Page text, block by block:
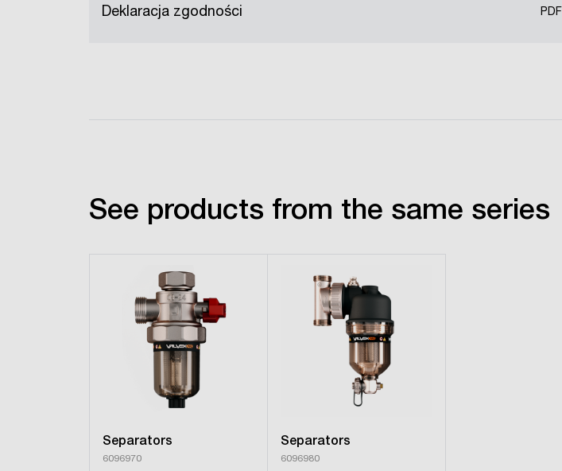
Deklaracja zgodności PDF
See products from the same series
Separators
6096970
Separators
6096980